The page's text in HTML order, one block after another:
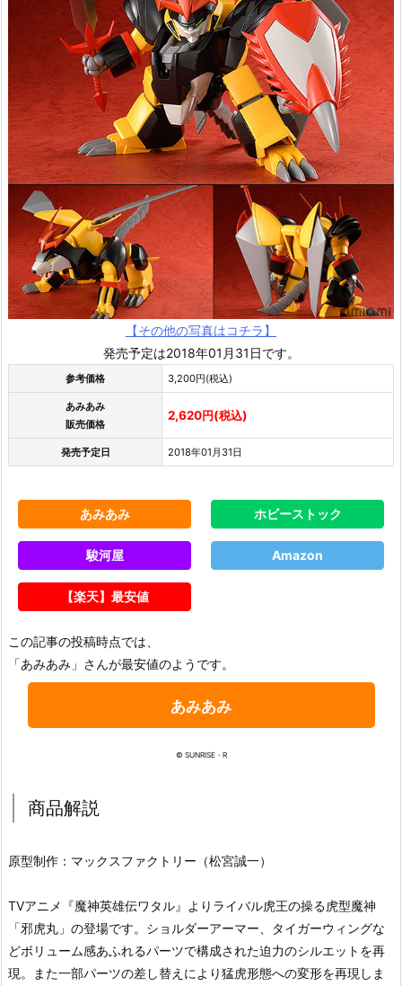
【その他の写真はコチラ】
発売予定は2018年01月31日です。
参考価格 3,200円(税込)
あみあみ
販売価格
2,620円(税込)
発売予定日 2018年01月31日
あみあみ ホビーストック
駿河屋 Amazon
【楽天】最安値
この記事の投稿時点では、
「あみあみ」さんが最安値のようです。
あみあみ
© SUNRISE・R
商品解説
原型制作：マックスファクトリー（松宮誠一）
TVアニメ『魔神英雄伝ワタル』よりライバル虎王の操る虎型魔神
「邪虎丸」の登場です。ショルダーアーマー、タイガーウィングな
どボリューム感あふれるパーツで構成された迫力のシルエットを再
現。また一部パーツの差し替えにより猛虎形態への変形を再現しま